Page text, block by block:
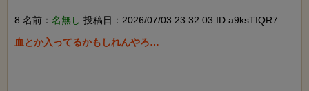
8 名前： 名無し 投稿日：2026/07/03 23:32:03 ID:a9ksTIQR7
血とか入ってるかもしれんやろ…